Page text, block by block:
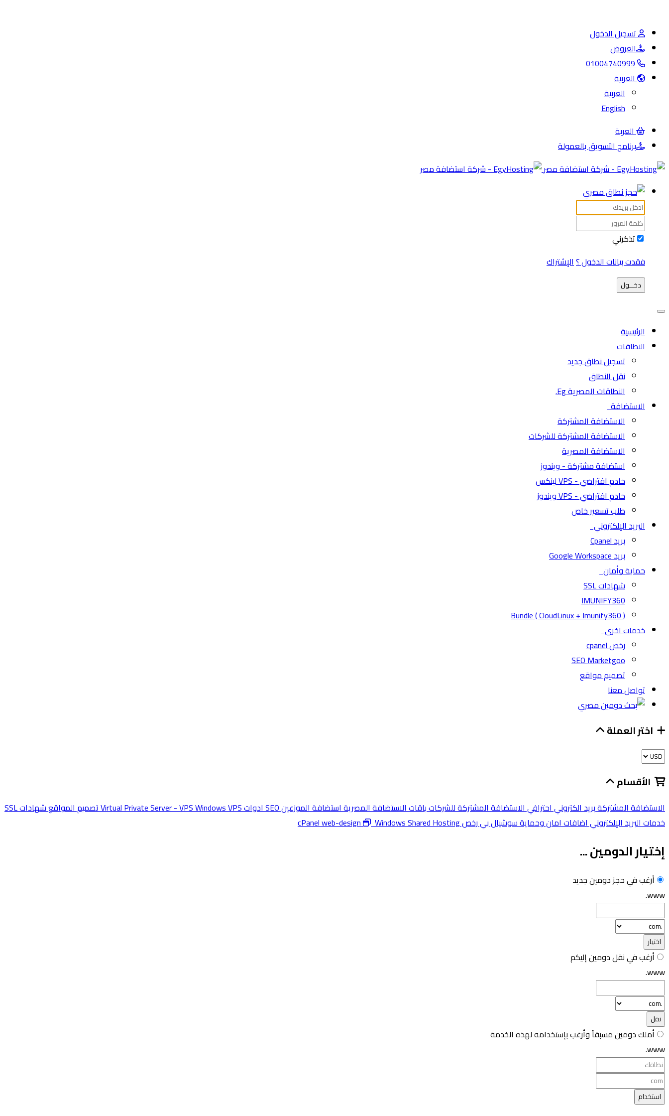
تسجيل الدخول
العروض
01004740999
العربية
العربية
English
العربة
برنامج التسويق بالعمولة
تذكرني
فقدت بيانات الدخول ؟الإشتراك
دخـــول
الرئيسية
النطاقات
تسجيل نطاق جديد
نقل النطاق
النطاقات المصرية Eg.
الاستضافة
الاستضافة المشتركة
الاستضافة المشتركة للشركات
الاستضافة المصرية
استضافة مشتركة - ويندوز
خادم افتراضي - VPS لينكس
خادم افتراضي - VPS ويندوز
طلب تسعير خاص
البريد الإلكتروني
بريد Cpanel
بريد Google Workspace
حماية وأمان
شهادات SSL
IMUNIFY360
( CloudLinux + Imunify360 ) Bundle
خدمات اخرى
رخص cpanel
SEO Marketgoo
تصميم مواقع
تواصل معنا
اختر العملة
الأقسام
الاستضافة المشتركةبريد الكتروني احترافيالاستضافة المشتركة للشركاتباقات الاستضافة المصريةاستضافة الموزعينSEO ادوات Virtual Private Server - VPSWindows VPS تصميم المواقعشهادات SSL
خدمات البريد الإلكترونياضافات امان وحمايةسوشيال بيرخص cPanel web-design Windows Shared Hosting
إختيار الدومين ...
أرغب في حجز دومين جديد
www.
اختيار
أرغب في نقل دومين إليكم
www.
نقل
أملك دومين مسبقاً وأرغب بإستخدامه لهذه الخدمة
www.
استخدام